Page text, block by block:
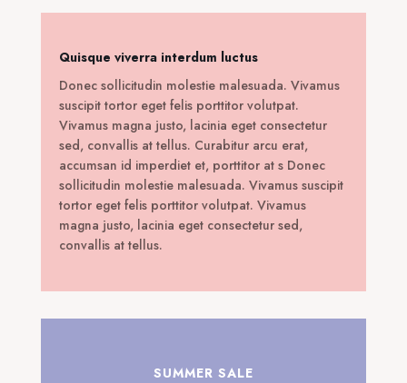
Quisque viverra interdum luctus
Donec sollicitudin molestie malesuada. Vivamus
suscipit tortor eget felis porttitor volutpat.
Vivamus magna justo, lacinia eget consectetur
sed, convallis at tellus. Curabitur arcu erat,
accumsan id imperdiet et, porttitor at s Donec
sollicitudin molestie malesuada. Vivamus suscipit
tortor eget felis porttitor volutpat. Vivamus
magna justo, lacinia eget consectetur sed,
convallis at tellus.
SUMMER SALE